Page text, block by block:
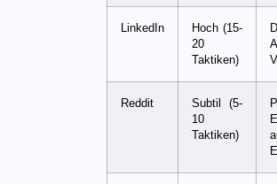
LinkedIn
Hoch (15-
20
Taktiken)
Reddit
Subtil (5-
10
Taktiken)